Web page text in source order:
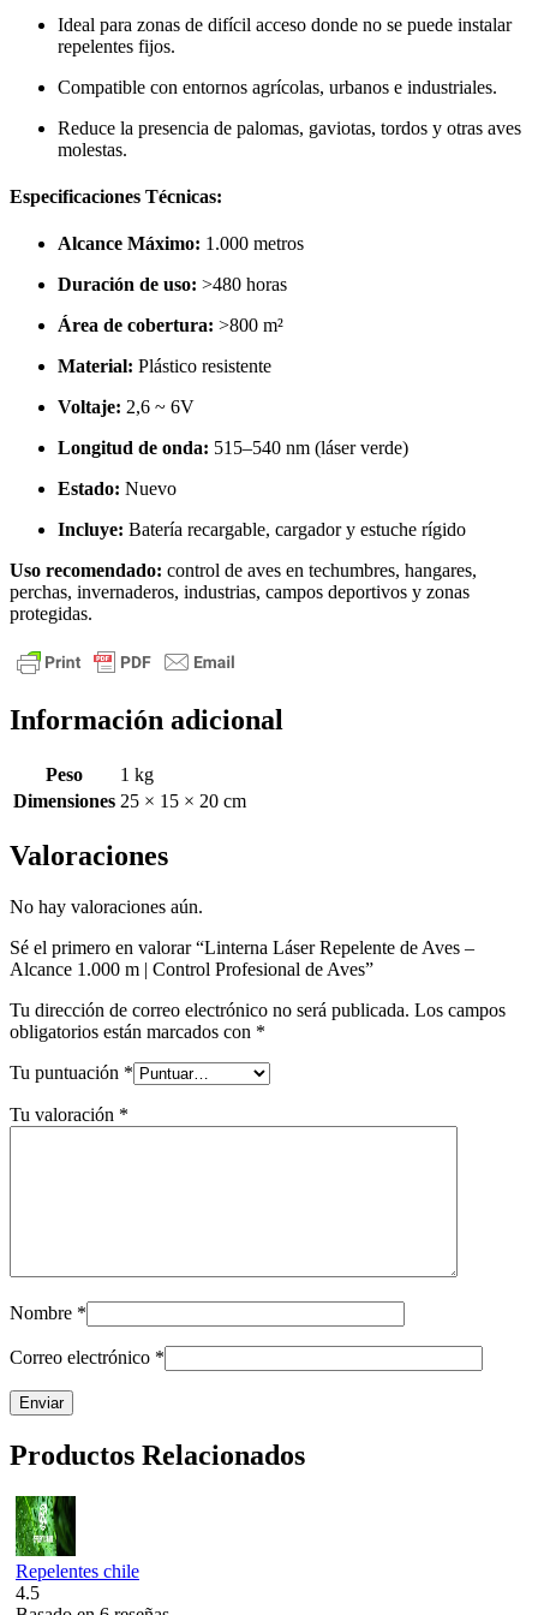
Ideal para zonas de difícil acceso donde no se puede instalar
repelentes fijos.
Compatible con entornos agrícolas, urbanos e industriales.
Reduce la presencia de palomas, gaviotas, tordos y otras aves
molestas.
Especificaciones Técnicas:
Alcance Máximo: 1.000 metros
Duración de uso: >480 horas
Área de cobertura: >800 m²
Material: Plástico resistente
Voltaje: 2,6 ~ 6V
Longitud de onda: 515–540 nm (láser verde)
Estado: Nuevo
Incluye: Batería recargable, cargador y estuche rígido
Uso recomendado: control de aves en techumbres, hangares,
perchas, invernaderos, industrias, campos deportivos y zonas
protegidas.
Información adicional
Peso
1 kg
Dimensiones 25 × 15 × 20 cm
Valoraciones
No hay valoraciones aún.
Sé el primero en valorar “Linterna Láser Repelente de Aves –
Alcance 1.000 m | Control Profesional de Aves”
Tu dirección de correo electrónico no será publicada. Los campos
obligatorios están marcados con *
Tu puntuación *
Tu valoración *
Nombre *
Correo electrónico *
Productos Relacionados
Repelentes chile
4.5